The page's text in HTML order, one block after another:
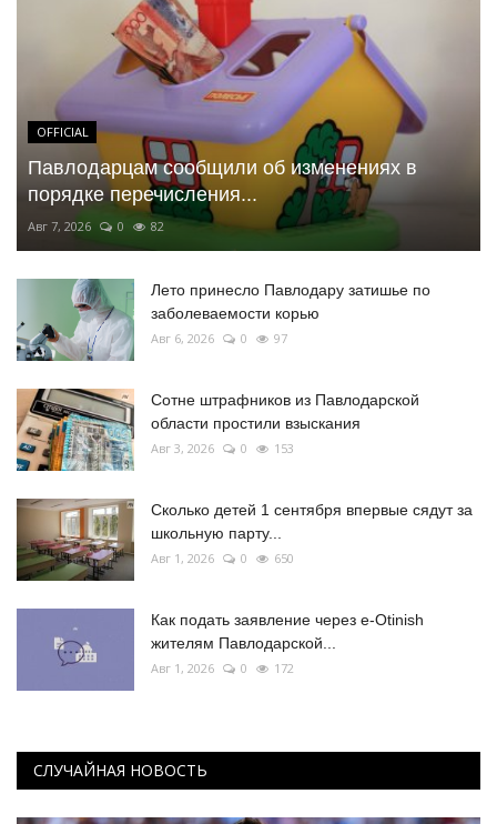
OFFICIAL
Павлодарцам сообщили об изменениях в
порядке перечисления...
Авг 7, 2026 0 82
Лето принесло Павлодару затишье по
заболеваемости корью
Авг 6, 2026 0 97
Сотне штрафников из Павлодарской
области простили взыскания
Авг 3, 2026 0 153
Сколько детей 1 сентября впервые сядут за
школьную парту...
Авг 1, 2026 0 650
Как подать заявление через e-Otinish
жителям Павлодарской...
Авг 1, 2026 0 172
СЛУЧАЙНАЯ НОВОСТЬ